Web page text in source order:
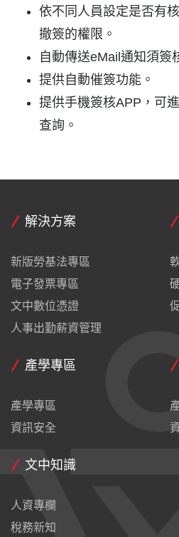
依不同人員設定是否有
撤簽的權限。
自動傳送eMail通知須簽
提供自動催簽功能。
提供手機簽核APP，可
查詢。
解決方案
新版勞基法專區
電子發票專區
文中數位憑證
人事出勤薪資管理
產學專區
產學專區
資訊安全
文中知識
人資專欄
稅務新知